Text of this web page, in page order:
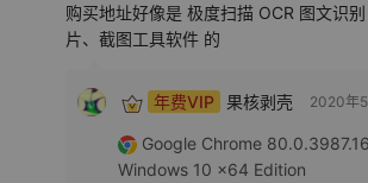
购买地址好像是 极度扫描 OCR 图文识
片、截图工具软件 的
年费VIP 果核剥壳 2020年
Google Chrome
Windows 10 x64 Edition